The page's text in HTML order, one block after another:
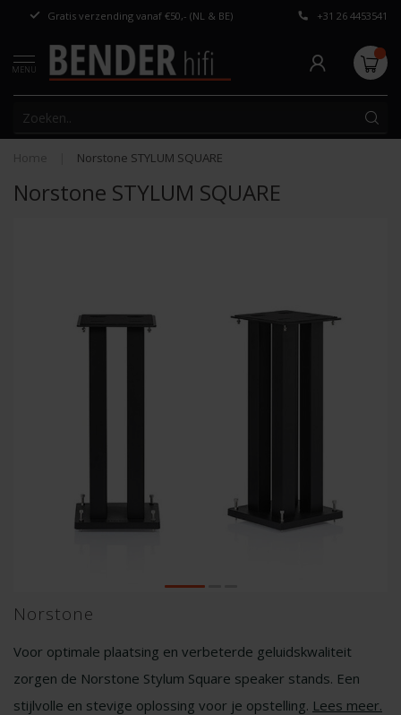
Gratis verzending vanaf €50,- (NL & BE) Persoonlijk
+31 26 4453541
MENU
Home Norstone STYLUM SQUARE
Norstone STYLUM SQUARE
Norstone
Voor optimale plaatsing en verbeterde geluidskwaliteit
zorgen de Norstone Stylum Square speaker stands. Een
stijlvolle en stevige oplossing voor je opstelling. Lees meer.